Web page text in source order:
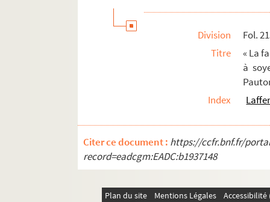
Division
Fol.
Titre
« La
à
Index
Citer ce document : https://ccfr.bnf.fr/
record=eadcgm:EADC:b1937148
Plan du site Mentions Légales